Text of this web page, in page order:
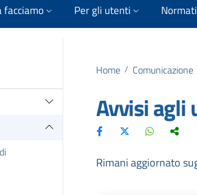
facciamo Per gli utenti
Home / Comunicazione
Avvisi agli
Rimani aggiornato